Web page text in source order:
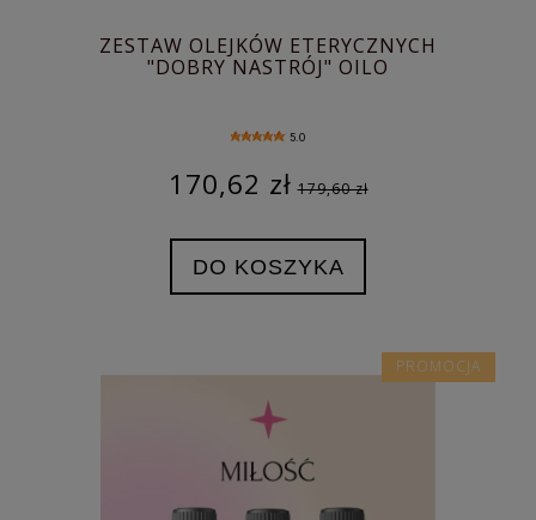
ZESTAW OLEJKÓW ETERYCZNYCH
"DOBRY NASTRÓJ" OILO
5.0
170,62 zł 179,60 zł
DO KOSZYKA
PROMOCJA